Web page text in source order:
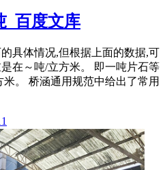
_百度文库
具体情况,但根据上面的数据,可
在～吨/立方米。 即一吨片石等
。 桥涵通用规范中给出了常用